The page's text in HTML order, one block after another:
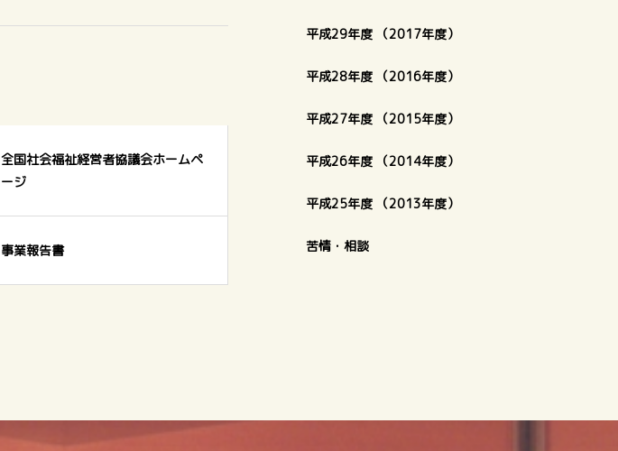
全国社会福祉経営者協議会ホームペ
ージ
事業報告書
平成29年度 （2017年度）
平成28年度 （2016年度）
平成27年度 （2015年度）
平成26年度 （2014年度）
平成25年度 （2013年度）
苦情・相談